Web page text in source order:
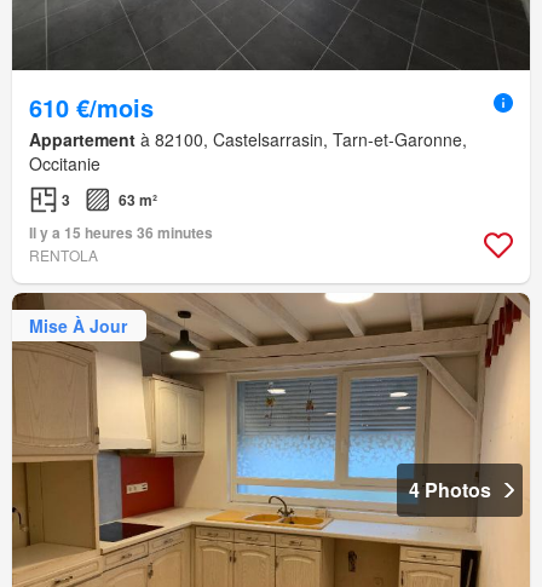
610 €/mois
Appartement à 82100, Castelsarrasin, Tarn-et-Garonne,
Occitanie
3
63 m²
Il y a 15 heures 36 minutes
RENTOLA
Mise À Jour
4 Photos